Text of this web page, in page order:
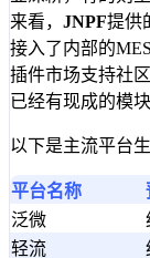
来看， JNPF提供
接入了内部的
插件市场支持社
已经有现成的模
以下是主流平台
平台名称
泛微
轻流